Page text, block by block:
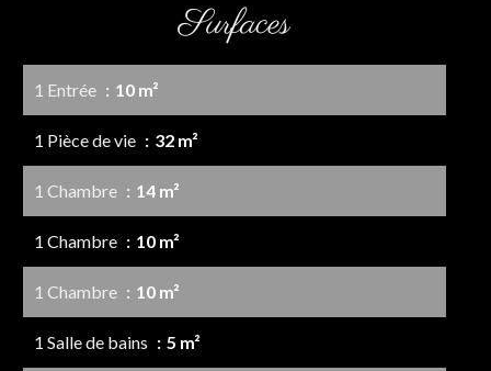
Surfaces
1 Entrée 10 m²
1 Pièce de vie 32 m²
1 Chambre 14 m²
1 Chambre 10 m²
1 Chambre 10 m²
1 Salle de bains 5 m²